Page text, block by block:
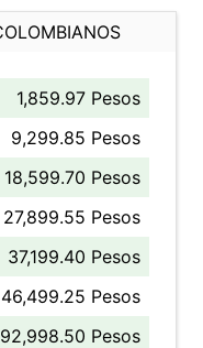
1,859.97 Pesos
9,299.85 Pesos
18,599.70 Pesos
27,899.55 Pesos
37,199.40 Pesos
46,499.25 Pesos
92,998.50 Pesos